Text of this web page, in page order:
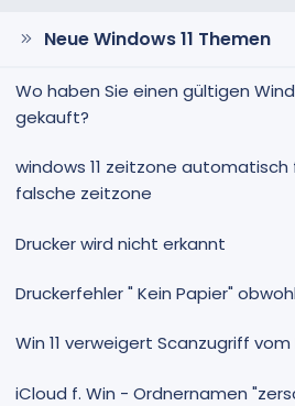
Neue Windows 11 Themen
Wo haben Sie einen gültigen
gekauft?
windows 11 zeitzone
falsche zeitzone
Drucker wird nicht erkannt
Druckerfehler " Kein Papier"
Win 11 verweigert Scanzugriff vom
iCloud f. Win - Ordnernamen